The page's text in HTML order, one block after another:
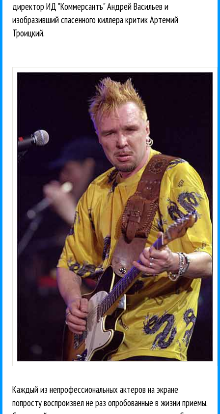
директор ИД "Коммерсантъ" Андрей Васильев и
изобразивший спасенного киллера критик Артемий
Троицкий.
Каждый из непрофессиональных актеров на экране
попросту воспроизвел не раз опробованные в жизни приемы.